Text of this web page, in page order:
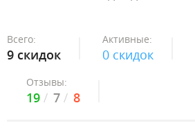
Всего:
9 скидок
Активные:
0 скидок
Отзывы:
19 7 8